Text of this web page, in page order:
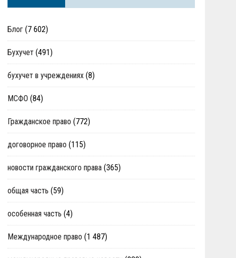
Блог (7 602)
Бухучет (491)
бухучет в учреждениях (8)
МСФО (84)
Гражданское право (772)
договорное право (115)
новости гражданского права (365)
общая часть (59)
особенная часть (4)
Международное право (1 487)